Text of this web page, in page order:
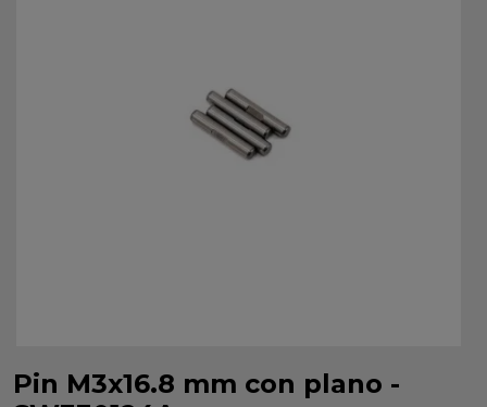
Pin M3x16.8 mm con plano -